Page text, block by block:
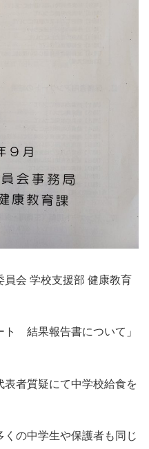
員会 学校支援部 健康教育
ト 結果報告書について」
表者質疑にて中学校給食を
の中学生や保護者も同じ